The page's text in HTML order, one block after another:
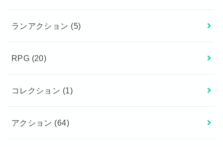
ランアクション (5)
RPG (20)
コレクション (1)
アクション (64)